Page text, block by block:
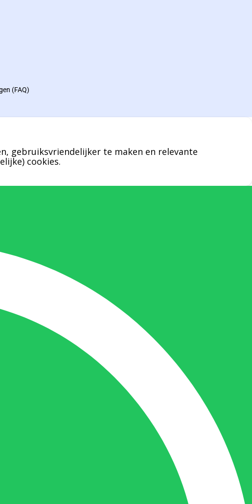
Nicole Bisscheroux:
Nicole doet bijna alles, maar vooral is ze
het aanspreekpunt voor prijsaanvragen,
drukwerk en maatwerk. Nicole heeft
contact met de tussenpersonen en weet
de juiste persoon op de juiste plaats te
benaderen en zal altijd haar uiterste best
doen u zo snel mogelijk een antwoord op
Gilles is de aangewezen persoon als u een
(FAQ)
gebruiksvriendelijker te maken en relevante
cookies.